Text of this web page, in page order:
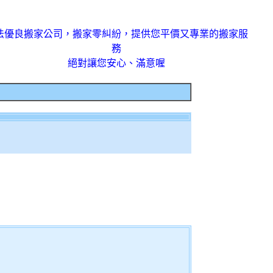
優良搬家公司，搬家零糾紛，提供您平價又專業的搬家服
務
絕對讓您安心、滿意喔